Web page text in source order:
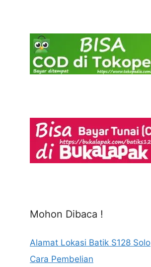
Mohon Dibaca !
Alamat Lokasi Batik S128 Solo
Cara Pembelian